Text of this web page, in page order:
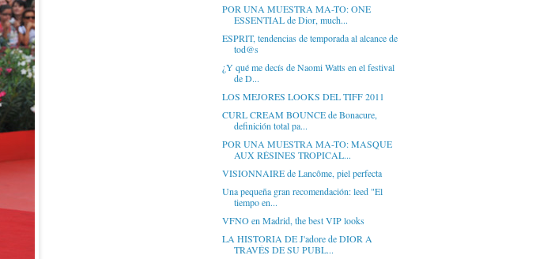
POR UNA MUESTRA MA-TO: ONE
ESSENTIAL de Dior, much...
ESPRIT, tendencias de temporada al alcance de
tod@s
¿Y qué me decís de Naomi Watts en el festival
de D...
LOS MEJORES LOOKS DEL TIFF 2011
CURL CREAM BOUNCE de Bonacure,
definición total pa...
POR UNA MUESTRA MA-TO: MASQUE
AUX RÉSINES TROPICAL...
VISIONNAIRE de Lancôme, piel perfecta
Una pequeña gran recomendación: leed "El
tiempo en...
VFNO en Madrid, the best VIP looks
LA HISTORIA DE J'adore de DIOR A
TRAVÉS DE SU PUBL...